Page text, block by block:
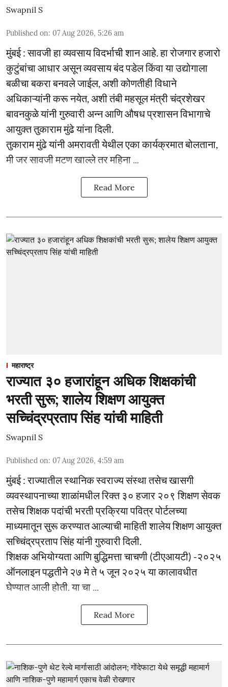
Swapnil S
Published on: 07 Aug 2026, 5:26 am
मुंबई : सावजी हा व्यवसाय विदर्भाची शान आहे. हा रोजगार हजारो
कुटुंबांचा आधार असून व्यवसाय बंद पडेल किंवा या उद्योगाला
बळीचा बकरा बनवले जाईल, अशी कोणतीही विधाने
अधिकाऱ्यांनी करू नयेत, अशी तंबी महसूल मंत्री चंद्रशेखर
बावनकुळे यांनी गुरुवारी अन्न आणि औषध प्रशासन विभागाचे
आयुक्त तुकाराम मुंढे यांना दिली.
तुकाराम मुंढे यांनी अमरावती येथील एका कार्यक्रमात बोलताना,
मी जर सावजी मटण खाल्ले तर महिना ...
Read More
महाराष्ट्र
राज्यात ३० हजारांहून अधिक शिक्षकांची
भरती सुरू; शालेय शिक्षण आयुक्त
सच्चिंद्रप्रताप सिंह यांची माहिती
Swapnil S
Published on: 07 Aug 2026, 4:59 am
मुंबई : राज्यातील स्थानिक स्वराज्य संस्था तसेच खासगी
व्यवस्थापनाच्या शाळांमधील रिक्त ३० हजार २०९ शिक्षण सेवक
तसेच शिक्षक पदांची भरती प्रक्रिया पवित्र पोर्टलच्या
माध्यमातून सुरू करण्यात आल्याची माहिती शालेय शिक्षण आयुक्त
सच्चिंद्रप्रताप सिंह यांनी गुरुवारी दिली.
शिक्षक अभियोग्यता आणि बुद्धिमत्ता चाचणी (टीएआयटी) -२०२५
ऑनलाइन पद्धतीने २७ मे ते ५ जून २०२५ या कालावधीत
घेण्यात आली होती. या चा ...
Read More